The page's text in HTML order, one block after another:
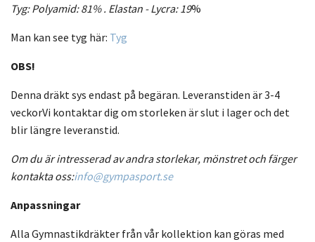
Tyg: Polyamid: 81% . Elastan - Lycra: 19%
Man kan see tyg här: Tyg
OBS!
Denna dräkt sys endast på begäran. Leveranstiden är 3-4
veckorVi kontaktar dig om storleken är slut i lager och det
blir längre leveranstid.
Om du är intresserad av andra storlekar, mönstret och färger
kontakta oss:info@gympasport.se
Anpassningar
Alla Gymnastikdräkter från vår kollektion kan göras med